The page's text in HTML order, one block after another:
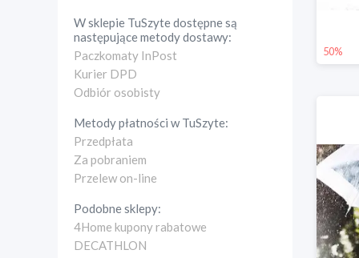
W sklepie TuSzytedostępne są
następujące metody dostawy:
Paczkomaty InPost
Kurier DPD
Odbiór osobisty
Metody płatności wTuSzyte:
Przedpłata
Za pobraniem
Przelew on-line
Podobne sklepy:
4Home kupony rabatowe
DECATHLON
50%